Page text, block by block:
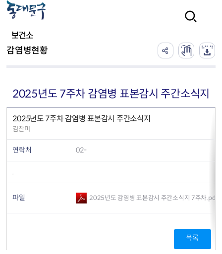
보건소
감염병현황
2025년도 7주차 감염병 표본감시 주간소식지
2025년도 7주차 감염병 표본감시 주간소식지
김찬미
연락처 02-
.
파일 2025년도 감염병 표본감시 주간소식지 7주차.pdf
목록